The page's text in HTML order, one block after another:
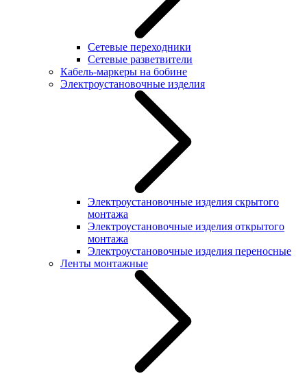
Сетевые переходники
Сетевые разветвители
Кабель-маркеры на бобине
Электроустановочные изделия
Электроустановочные изделия скрытого
монтажа
Электроустановочные изделия открытого
монтажа
Электроустановочные изделия переносные
Ленты монтажные